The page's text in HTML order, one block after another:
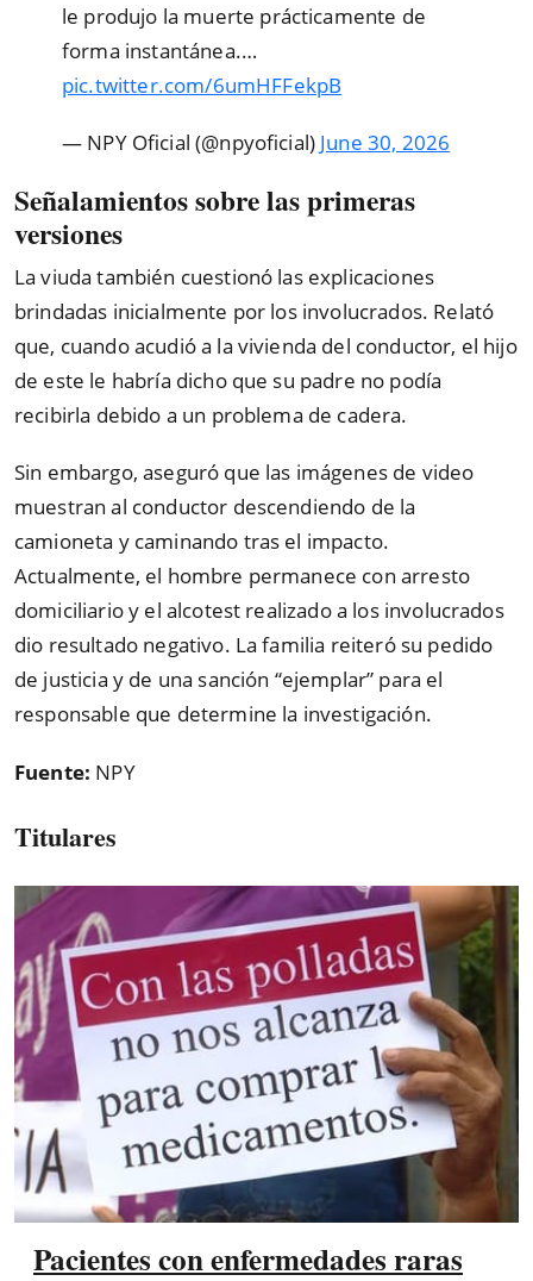
le produjo la muerte prácticamente de
forma instantánea.…
pic.twitter.com/6umHFFekpB
— NPY Oficial (@npyoficial) June 30, 2026
Señalamientos sobre las primeras
versiones
La viuda también cuestionó las explicaciones
brindadas inicialmente por los involucrados. Relató
que, cuando acudió a la vivienda del conductor, el hijo
de este le habría dicho que su padre no podía
recibirla debido a un problema de cadera.
Sin embargo, aseguró que las imágenes de video
muestran al conductor descendiendo de la
camioneta y caminando tras el impacto.
Actualmente, el hombre permanece con arresto
domiciliario y el alcotest realizado a los involucrados
dio resultado negativo. La familia reiteró su pedido
de justicia y de una sanción “ejemplar” para el
responsable que determine la investigación.
Fuente: NPY
Titulares
Pacientes con enfermedades raras